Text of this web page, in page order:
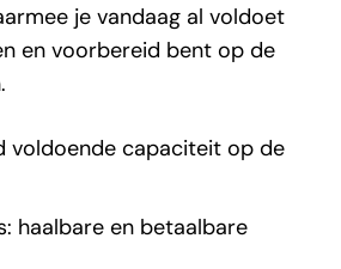
je vandaag al voldoet
en voorbereid bent op de
voldoende capaciteit op de
haalbare en betaalbare